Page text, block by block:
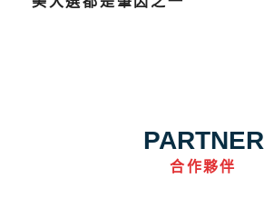
PARTNER
合作夥伴